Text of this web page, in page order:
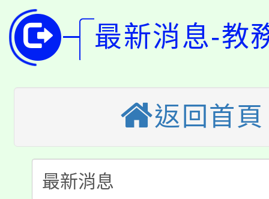
開!
115年桃園市運動會8/
田徑場及游泳池舉行。
桃園市低收入戶享有免
視費優惠，中低收入戶
半價優惠，詳情可洽有
者。
大園自造教育及科技中
份教師增能研習
大溪自造教育及科技
份教師研習
淨零綠生活教案入校路
會
115年食農教育專業人
最新消息-教
返回首頁